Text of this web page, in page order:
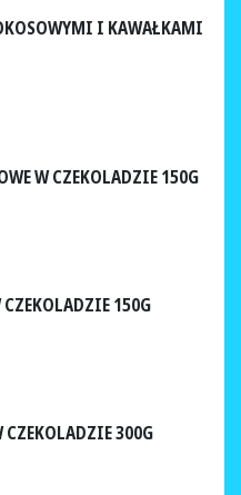
I KAWAŁKAMI
W CZEKOLADZIE 150G
150G
300G